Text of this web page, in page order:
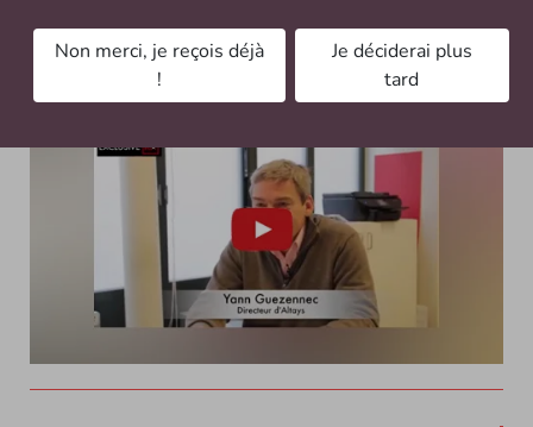
Non merci, je reçois déjà
!
Je déciderai plus
tard